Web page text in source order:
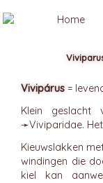
Vivipárus =
Klein
➛Viviparidae.
Kieuwslakken
windingen die
kiel kan